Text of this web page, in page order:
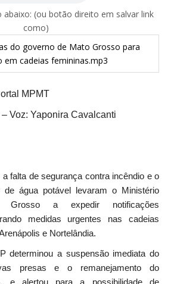
(ou botão direito em salvar link
como)
do governo de Mato Grosso para
em cadeias femininas.mp3
MPMT
Voz: Yaponira Cavalcanti
falta de segurança contra incêndio e o
de água potável levaram o Ministério
a expedir notificações
medidas urgentes nas cadeias
e Nortelândia.
determinou a suspensão imediata do
presas e o remanejamento do